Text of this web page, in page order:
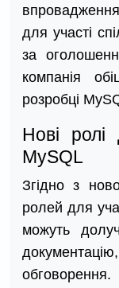
для участі
за
компанія
розробці
Нові ролі
MySQL
Згідно з
ролей для
можуть